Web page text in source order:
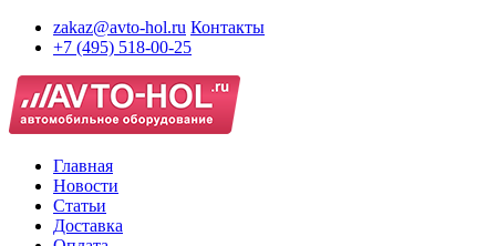
zakaz@avto-hol.ru Контакты
+7 (495) 518-00-25
Главная
Новости
Статьи
Доставка